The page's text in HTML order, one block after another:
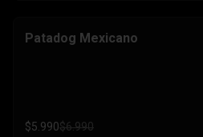
Patadog Mexicano
$5.990$6.990